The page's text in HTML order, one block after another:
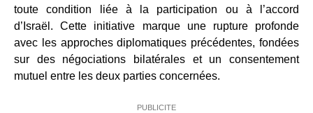
toute condition liée à la participation ou à l’accord
d’Israël. Cette initiative marque une rupture profonde
avec les approches diplomatiques précédentes, fondées
sur des négociations bilatérales et un consentement
mutuel entre les deux parties concernées.